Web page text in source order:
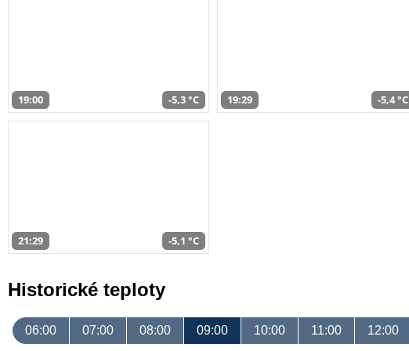
19:00 -5,3 °C 19:29 -5,4 °C
21:29 -5,1 °C
Historické teploty
06:00 07:00 08:00 09:00 10:00 11:00 12:00